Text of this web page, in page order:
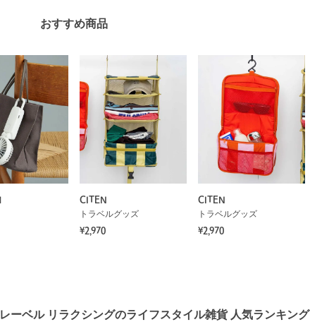
おすすめ商品
CITEN
トラベルグッズ
¥2,970
CITEN
トラベルグッズ
¥2,970
ーベル リラクシングのライフスタイル雑貨 人気ランキング